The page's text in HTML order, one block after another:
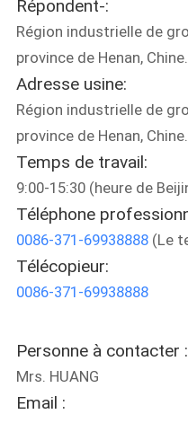
PROPOS
DE
NOUS
VISITE
DE
L'USINE
DE
LA
QUALITÉ
Répondent-:
Région industrielle de
province de Henan, Chine.
Adresse usine:
Région industrielle de
province de Henan, Chine.
Temps de travail:
9:00-15:30 (heure de
Téléphone
0086-371-69938888(Le
Télécopieur:
0086-371-69938888
Personne à contacter :
Mrs. HUANG
Email :